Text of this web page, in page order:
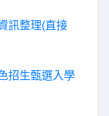
訊整理(直接
招生甄選入學